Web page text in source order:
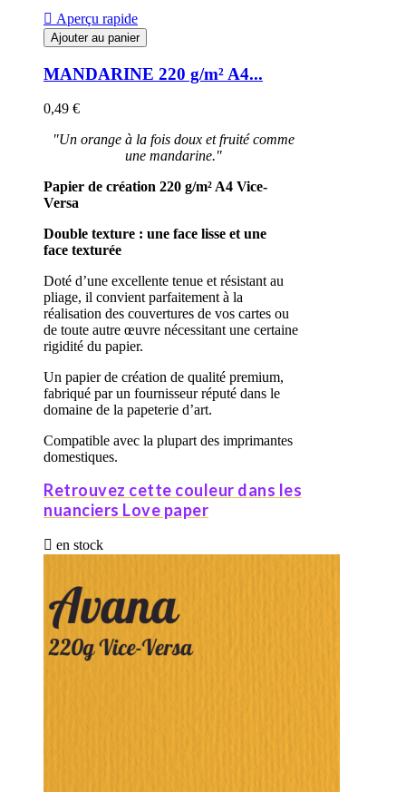
 Aperçu rapide
Ajouter au panier
MANDARINE 220 g/m² A4...
0,49 €
"Un orange à la fois doux et fruité comme
une mandarine."
Papier de création 220 g/m²A4 Vice-
Versa
Double texture : une face lisse et une
face texturée
Doté d’une excellente tenue et résistant au
pliage, il convient parfaitement à la
réalisation des couvertures de vos cartes ou
de toute autre œuvre nécessitant une certaine
rigidité du papier.
Un papier de création de qualité premium,
fabriqué par un fournisseur réputé dans le
domaine de la papeterie d’art.
Compatible avec la plupart des imprimantes
domestiques.
Retrouvez cette couleur dans les
nuanciers Love paper
 en stock